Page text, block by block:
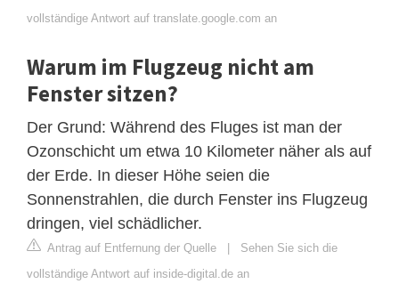
vollständige Antwort auf translate.google.com an
Warum im Flugzeug nicht am
Fenster sitzen?
Der Grund: Während des Fluges ist man der
Ozonschicht um etwa 10 Kilometer näher als auf
der Erde. In dieser Höhe seien die
Sonnenstrahlen, die durch Fenster ins Flugzeug
dringen, viel schädlicher.
Antrag auf Entfernung der Quelle | Sehen Sie sich die
vollständige Antwort auf inside-digital.de an